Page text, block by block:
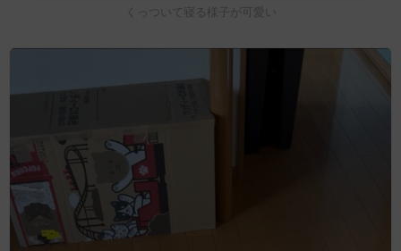
くっついて寝る様子が可愛い